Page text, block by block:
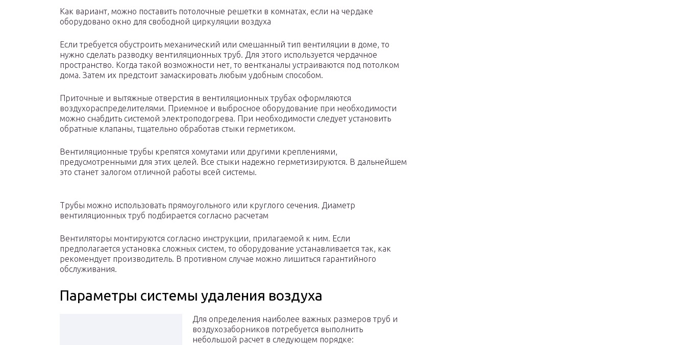
Как вариант, можно поставить потолочные решетки в комнатах, если на чердаке
оборудовано окно для свободной циркуляции воздуха
Если требуется обустроить механический или смешанный тип вентиляции в доме, то
нужно сделать разводку вентиляционных труб. Для этого используется чердачное
пространство. Когда такой возможности нет, то вентканалы устраиваются под потолком
дома. Затем их предстоит замаскировать любым удобным способом.
Приточные и вытяжные отверстия в вентиляционных трубах оформляются
воздухораспределителями. Приемное и выбросное оборудование при необходимости
можно снабдить системой электроподогрева. При необходимости следует установить
обратные клапаны, тщательно обработав стыки герметиком.
Вентиляционные трубы крепятся хомутами или другими креплениями,
предусмотренными для этих целей. Все стыки надежно герметизируются. В дальнейшем
это станет залогом отличной работы всей системы.
Трубы можно использовать прямоугольного или круглого сечения. Диаметр
вентиляционных труб подбирается согласно расчетам
Вентиляторы монтируются согласно инструкции, прилагаемой к ним. Если
предполагается установка сложных систем, то оборудование устанавливается так, как
рекомендует производитель. В противном случае можно лишиться гарантийного
обслуживания.
Параметры системы удаления воздуха
Для определения наиболее важных размеров труб и
воздухозаборников потребуется выполнить
небольшой расчет в следующем порядке: